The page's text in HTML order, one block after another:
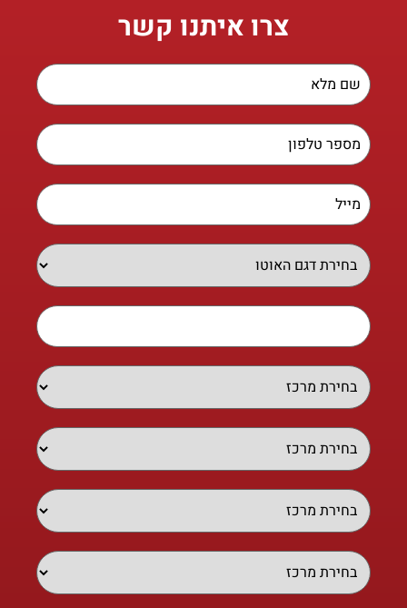
צרו איתנו קשר